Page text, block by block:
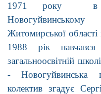
1971 року в
Житомирської
1988 рік
загальноосвітній
- Новогуйвинська
колектив згадує